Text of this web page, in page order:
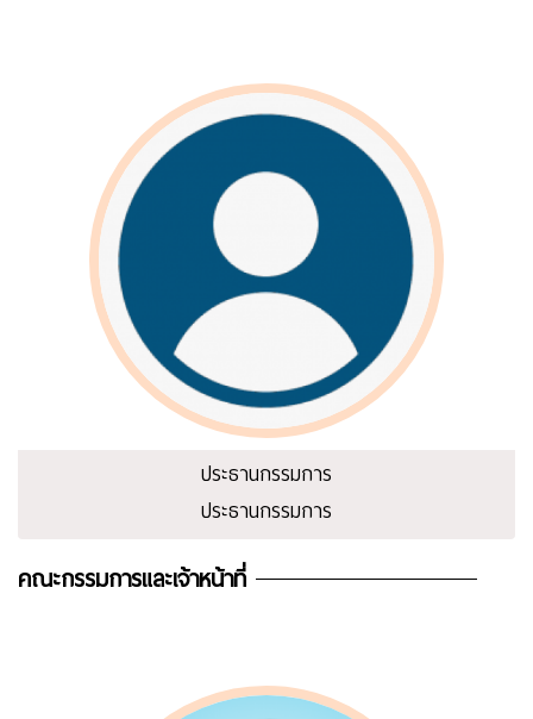
ประธานกรรมการ
ประธานกรรมการ
คณะกรรมการและเจ้าหน้าที่